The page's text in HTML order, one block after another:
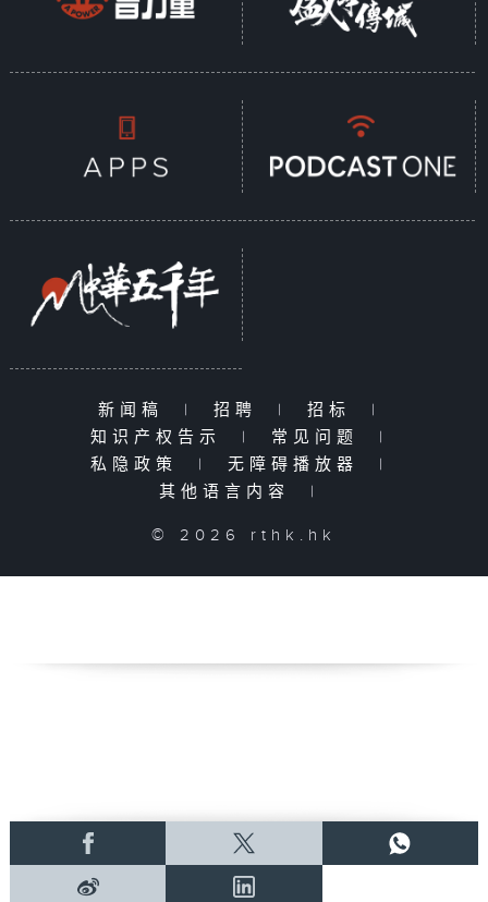
新闻稿 | 招聘 | 招标
|
知识产权告示
| 常见问题
|
私隐政策
| 无障碍播放器
|
其他语言内容
|
© 2026 rthk.hk